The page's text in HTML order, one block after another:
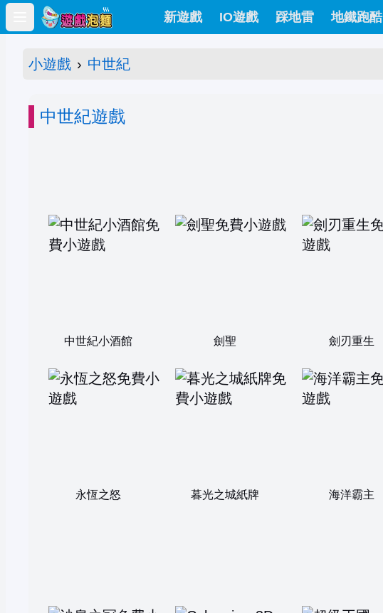
Open main menu
新遊戲 IO遊戲 踩地雷 地鐵跑酷
小遊戲 › 中世紀
中世紀遊戲
中世紀小酒館 劍聖 劍刃重生
永恆之怒 暮光之城紙牌 海洋霸主